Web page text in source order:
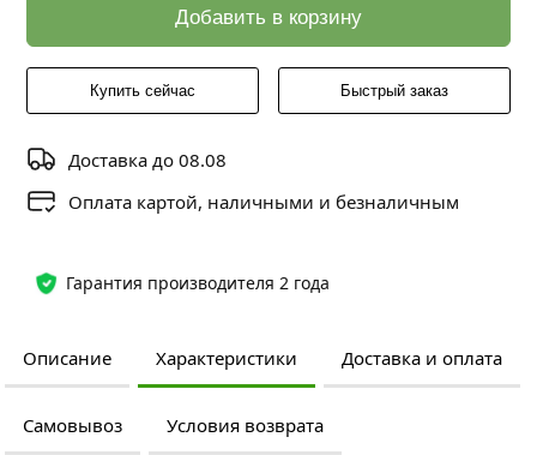
Гарантия производителя 2 года
Добавить в корзину
Купить сейчас Быстрый заказ
Доставка до 08.08
Оплата картой, наличными и безналичным
Описание Характеристики Доставка и оплата
Самовывоз Условия возврата